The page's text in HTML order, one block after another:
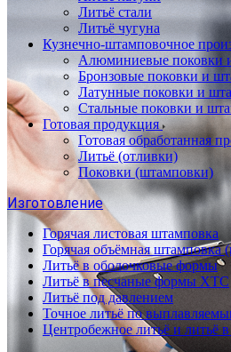
Литьё стали
Литьё чугуна
Кузнечно-штамповочное
Алюминиевые поковки
Бронзовые поковки и
Латунные поковки и
Стальные поковки и
Готовая продукция
Готовая обработанная
Литьё (отливки)
Поковки (штамповки)
Изготовление
Горячая листовая штамповка
Горячая объёмная штамповка
Литьё в оболочковые формы
Литьё в песчаные формы ХТС
Литьё под давлением
Точное литьё по
Центробежное литьё и литьё